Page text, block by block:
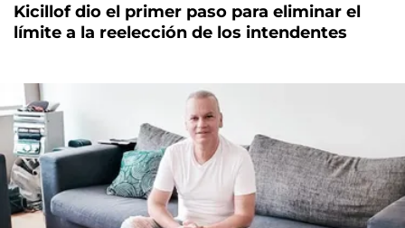
Kicillof dio el primer paso para eliminar el
límite a la reelección de los intendentes